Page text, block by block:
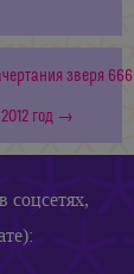
зверя
год →
соцсетях,